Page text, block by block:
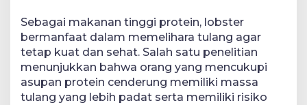
Sebagai makanan tinggi protein, lobster
bermanfaat dalam memelihara tulang agar
tetap kuat dan sehat. Salah satu penelitian
menunjukkan bahwa orang yang mencukupi
asupan protein cenderung memiliki massa
tulang yang lebih padat serta memiliki risiko